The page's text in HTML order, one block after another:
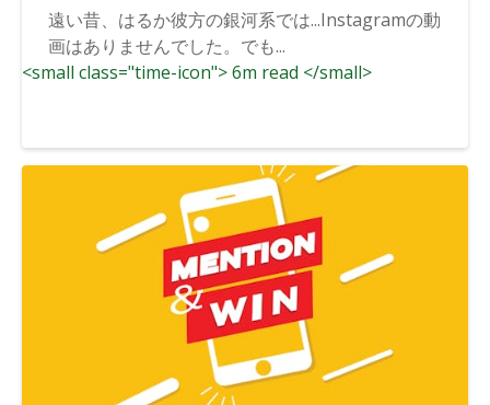
遠い昔、はるか彼方の銀河系では...Instagramの動
画はありませんでした。でも...
<small class="time-icon"> 6m read </small>